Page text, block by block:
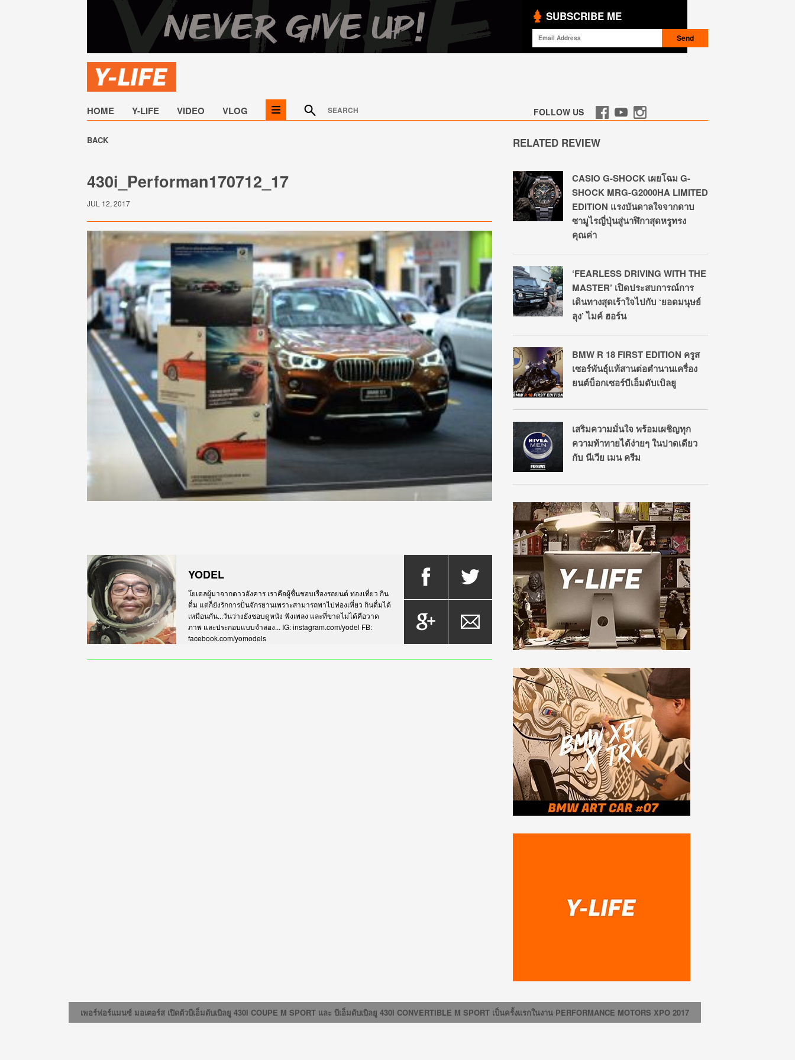
SUBSCRIBE ME
HOME Y-LIFE VIDEO VLOG FOLLOW US
BACK
430i_Performan170712_17
JUL 12, 2017
YODEL
โยเดลผู้มาจากดาวอังคาร เราคือผู้ชื่นชอบเรื่องรถยนต์ ท่องเที่ยว กิน
ดื่ม แต่ก็ยังรักการปั่นจักรยานเพราะสามารถพาไปท่องเที่ยว กินดื่มได้
เหมือนกัน...วันว่างยังชอบดูหนัง ฟังเพลง และที่ขาดไม่ได้คือวาด
ภาพ และประกอบแบบจำลอง... IG: instagram.com/yodel FB:
facebook.com/yomodels
RELATED REVIEW
CASIO G-SHOCK เผยโฉม G-
SHOCK MRG-G2000HA LIMITED
EDITION แรงบันดาลใจจากดาบ
ซามูไรญี่ปุ่นสู่นาฬิกาสุดหรูทรง
คุณค่า
‘FEARLESS DRIVING WITH THE
MASTER’ เปิดประสบการณ์การ
เดินทางสุดเร้าใจไปกับ ‘ยอดมนุษย์
ลุง’ ไมค์ ฮอร์น
BMW R 18 FIRST EDITION ครูส
เซอร์พันธุ์แท้สานต่อตำนานเครื่อง
ยนต์บ็อกเซอร์บีเอ็มดับเบิลยู
เสริมความมั่นใจ พร้อมเผชิญทุก
ความท้าทายได้ง่ายๆ ในปาดเดียว
กับ นีเวีย เมน ครีม
เพอร์ฟอร์แมนซ์ มอเตอร์ส เปิดตัวบีเอ็มดับเบิลยู 430I COUPE M SPORT และ บีเอ็มดับเบิลยู 430I CONVERTIBLE M SPORT เป็นครั้งแรกในงาน PERFORMANCE MOTORS XPO 2017